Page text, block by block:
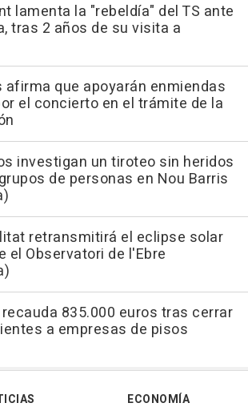
lamenta la "rebeldía" del TS ante
tras 2 años de su visita a
afirma que apoyarán enmiendas
el concierto en el trámite de la
investigan un tiroteo sin heridos
de personas en Nou Barris
retransmitirá el eclipse solar
el Observatori de l'Ebre
835.000 euros tras cerrar
a empresas de pisos
ECONOMÍA